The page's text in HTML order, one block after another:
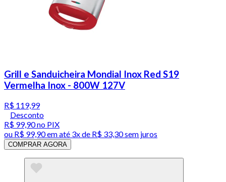
Grill e Sanduicheira Mondial Inox Red S19
Vermelha Inox - 800W 127V
R$ 119,99
Desconto
R$ 99,90no PIX
ou R$ 99,90em até 3x de R$ 33,30 sem juros
COMPRAR AGORA